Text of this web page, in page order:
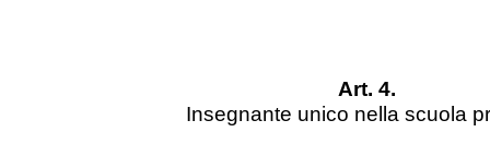
Art. 4.
Insegnante unico nella scuola